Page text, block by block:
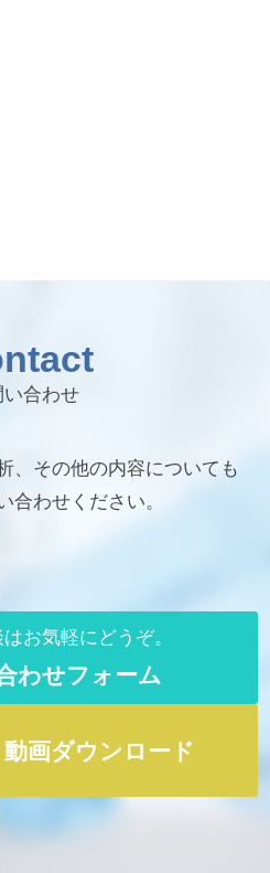
い合わせ
、その他の内容についても
合わせください。
お気軽にどうぞ。
わせフォーム
画ダウンロード